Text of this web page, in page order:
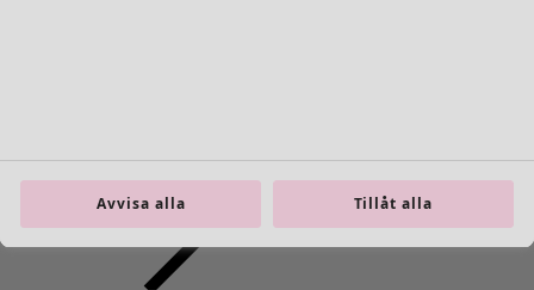
Avvisa alla Tillåt alla